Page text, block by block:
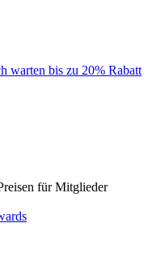
warten bis zu 20% Rabatt
für Mitglieder